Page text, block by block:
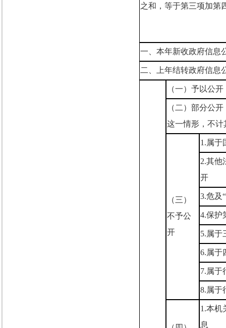
之和，等于第三项加第
一、本年新收政府信息
二、上年结转政府信息
（一）予以公开
（二）部分公
这一情形，不计
（三）
不予公
开
1.属于
2.其他
开
3.危及“
4.保护
5.属于
6.属于
7.属于
8.属于
1.本机
息